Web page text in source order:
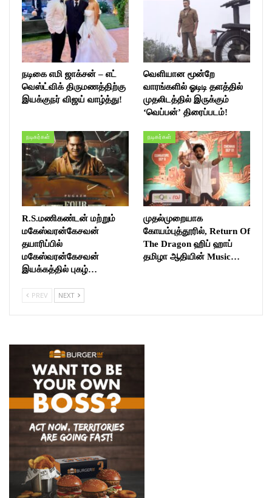
நடிகை எமி ஜாக்சன் – எட்
வெஸ்ட்விக் திருமணத்திற்கு
இயக்குநர் விஜய் வாழ்த்து!
வெளியான மூன்றே
வாரங்களில் ஓடிடி தளத்தில்
முதலிடத்தில் இருக்கும்
‘வெப்பன்’ திரைப்படம்!
நடிகர்கள்
R.S.மணிகண்டன் மற்றும்
மகேஸ்வரன்கேசவன்
தயாரிப்பில்
மகேஸ்வரன்கேசவன்
இயக்கத்தில் புகழ்…
நடிகர்கள்
முதல்முறையாக
கோயம்புத்தூரில், Return Of
The Dragon ஹிப் ஹாப்
தமிழா ஆதியின் Music…
PREV NEXT